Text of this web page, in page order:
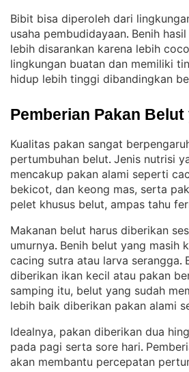
Bibit bisa diperoleh dari
usaha pembudidayaan. Benih
lebih disarankan karena lebih
lingkungan buatan dan memiliki
hidup lebih tinggi dibandingkan
Pemberian Pakan Belut
Kualitas pakan sangat
pertumbuhan belut. Jenis nutrisi
mencakup pakan alami seperti
bekicot, dan keong mas, serta
pelet khusus belut, ampas tahu
Makanan belut harus diberikan
umurnya. Benih belut yang masih
cacing sutra atau larva serangga.
diberikan ikan kecil atau pakan
samping itu, belut yang sudah
lebih baik diberikan pakan alami
Idealnya, pakan diberikan dua
pada pagi serta sore hari.
akan membantu percepatan